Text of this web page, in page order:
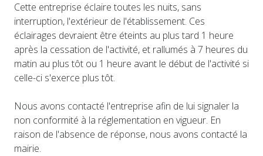
Cette entreprise éclaire toutes les nuits, sans
interruption, l'extérieur de l'établissement. Ces
éclairages devraient être éteints au plus tard 1 heure
après la cessation de l'activité, et rallumés à 7 heures du
matin au plus tôt ou 1 heure avant le début de l'activité si
celle-ci s'exerce plus tôt.
Nous avons contacté l'entreprise afin de lui signaler la
non conformité à la réglementation en vigueur. En
raison de l'absence de réponse, nous avons contacté la
mairie.